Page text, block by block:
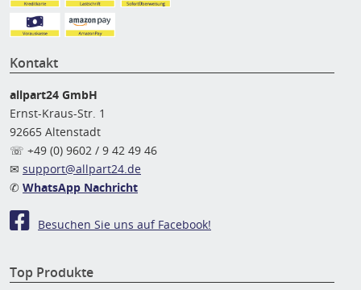
Kontakt
allpart24 GmbH
Ernst-Kraus-Str. 1
92665 Altenstadt
☏ +49 (0) 9602 / 9 42 49 46
✉ support@allpart24.de
✆ WhatsApp Nachricht
Besuchen Sie uns auf Facebook!
Top Produkte